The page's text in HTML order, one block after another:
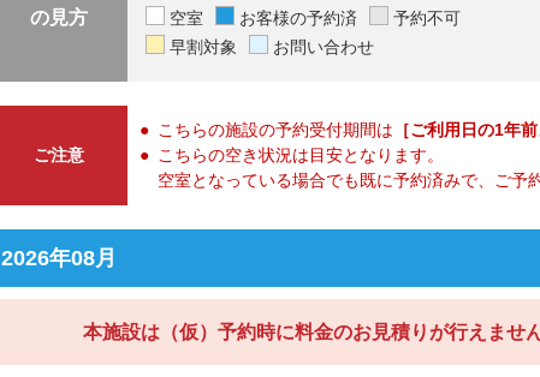
の見方
空室
お客様の予約済
予約不可
早割対象
お問い合わせ
ご注意
こちらの施設の予約受付期間は ［ご利用日の1年
こちらの空き状況は目安となります。
空室となっている場合でも既に予約済みで、ご予
2026年08月
本施設は（仮）予約時に料金のお見積りが行えませ